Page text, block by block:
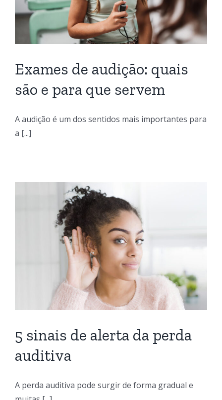
Exames de audição: quais
são e para que servem
A audição é um dos sentidos mais importantes para
a [...]
5 sinais de alerta da perda
auditiva
A perda auditiva pode surgir de forma gradual e